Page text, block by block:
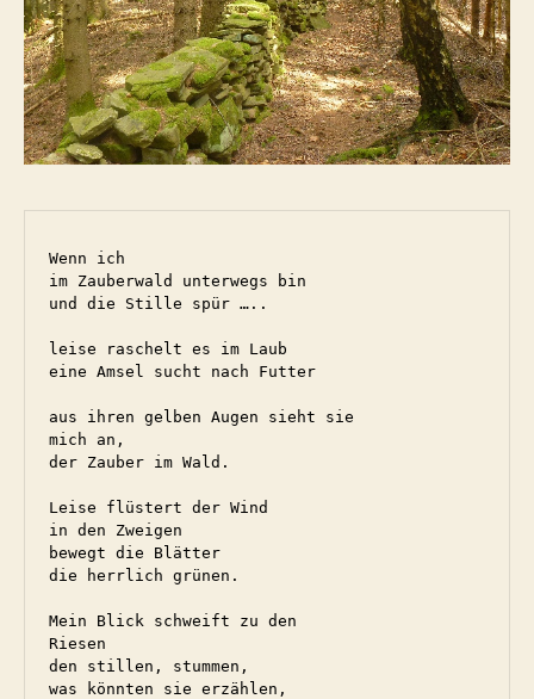
Wenn ich
im Zauberwald unterwegs bin
und die Stille spür …..
leise raschelt es im Laub
eine Amsel sucht nach Futter
aus ihren gelben Augen sieht sie
mich an,
der Zauber im Wald.
Leise flüstert der Wind
in den Zweigen
bewegt die Blätter
die herrlich grünen.
Mein Blick schweift zu den
Riesen
den stillen, stummen,
was könnten sie erzählen,